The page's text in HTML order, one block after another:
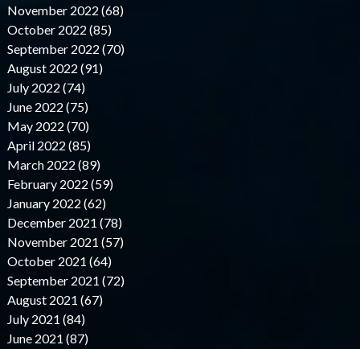
November 2022 (68)
October 2022 (85)
September 2022 (70)
August 2022 (91)
July 2022 (74)
June 2022 (75)
May 2022 (70)
April 2022 (85)
March 2022 (89)
February 2022 (59)
January 2022 (62)
December 2021 (78)
November 2021 (57)
October 2021 (64)
September 2021 (72)
August 2021 (67)
July 2021 (84)
June 2021 (87)